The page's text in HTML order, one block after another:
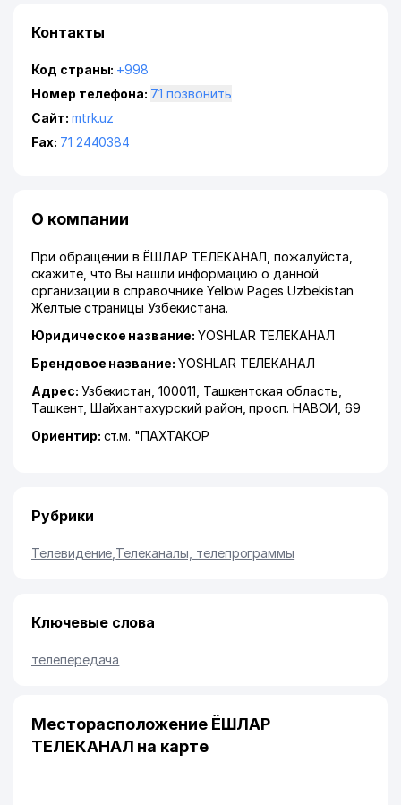
Контакты
Код страны: +998
Номер телефона:
71 позвонить
Сайт: mtrk.uz
Fax: 71 2440384
О компании
При обращении в ЁШЛАР ТЕЛЕКАНАЛ, пожалуйста,
скажите, что Вы нашли информацию о данной
организации в справочнике Yellow Pages Uzbekistan
Желтые страницы Узбекистана.
Юридическое название: YOSHLAR ТЕЛЕКАНАЛ
Брендовое название: YOSHLAR ТЕЛЕКАНАЛ
Адрес: Узбекистан, 100011, Ташкентская область
Ташкент, Шайхантахурский район ,просп. НАВОИ , 69
Ориентир: ст.м. "ПАХТАКОР
Рубрики
Телевидение Телеканалы, телепрограммы
Ключевые слова
телепередача
Месторасположение ЁШЛАР
ТЕЛЕКАНАЛ на карте